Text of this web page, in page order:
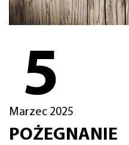
5
Marzec 2025
POŻEGNANIE